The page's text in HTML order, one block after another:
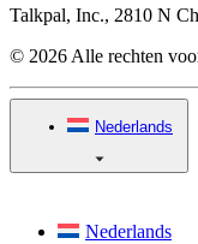
Talkpal, Inc., 2810 N
© 2026 Alle rechten
Nederlands
Nederlands